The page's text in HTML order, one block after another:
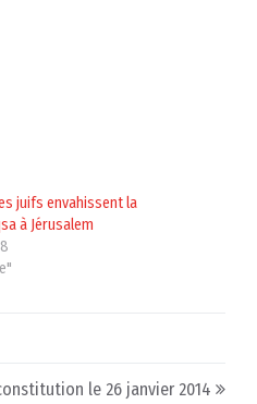
juifs envahissent la
à Jérusalem
le 26 janvier 2014